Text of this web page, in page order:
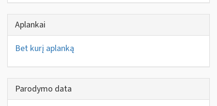
Aplankai
Bet kurį aplanką
Parodymo data